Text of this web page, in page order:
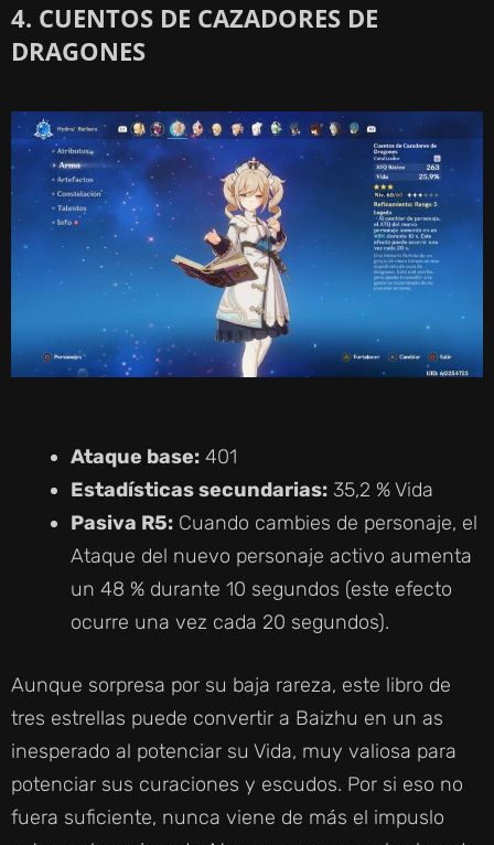
4. CUENTOS DE CAZADORES DE
DRAGONES
Ataque base: 401
Estadísticas secundarias: 35,2 % Vida
Pasiva R5: Cuando cambies de personaje, el
Ataque del nuevo personaje activo aumenta
un 48 % durante 10 segundos (este efecto
ocurre una vez cada 20 segundos).
Aunque sorpresa por su baja rareza, este libro de
tres estrellas puede convertir a Baizhu en un as
inesperado al potenciar su Vida, muy valiosa para
potenciar sus curaciones y escudos. Por si eso no
fuera suficiente, nunca viene de más el impuslo